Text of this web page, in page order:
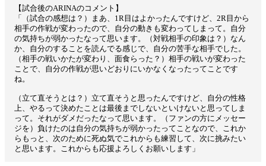
【試合後のARINAのコメント】
「（試合の感想は？）まあ、1R目はよかったんですけど、2R目から
相手の作戦が変わったので、自分の動きも変わってしまって。自分
の気持ちが弱かったなって思います。（対戦相手の印象は？）なん
か、自分のすることを読んでる感じで、自分の苦手な相手でした。
（相手の戦いかたが変わり、面食らった？）相手の戦いが変わった
ことで、自分の作戦が思いどおりにいかなくなったってことです
ね。
（立て直そうとは？）立て直そうと思ったんですけど、自分の性格
上、やるって決めたことは最後までしないといけないと思ってしま
って。それがダメだったなって思います。（ファンの方にメッセー
ジを）負けたのは自分の気持ちが弱かったってことなので、これか
らもっと、次のために死ぬ気でこれからも練習して、次に挑みたい
と思います。これからも応援よろしくお願いします」